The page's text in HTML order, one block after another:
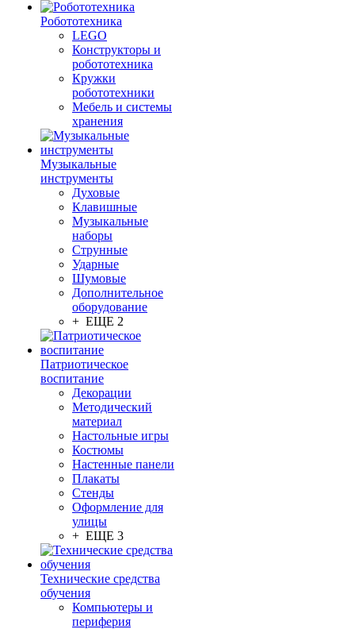
Робототехника
LEGO
Конструкторы и
робототехника
Кружки
робототехники
Мебель и системы
хранения
Музыкальные
инструменты
Духовые
Клавишные
Музыкальные
наборы
Струнные
Ударные
Шумовые
Дополнительное
оборудование
+ ЕЩЕ 2
Патриотическое
воспитание
Декорации
Методический
материал
Настольные игры
Костюмы
Настенные панели
Плакаты
Стенды
Оформление для
улицы
+ ЕЩЕ 3
Технические средства
обучения
Компьютеры и
периферия